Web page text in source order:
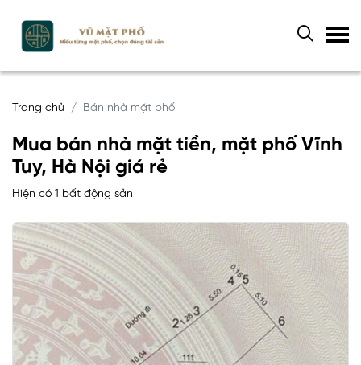
Trang chủ Bán nhà mặt phố
Mua bán nhà mặt tiền, mặt phố Vĩnh
Tuy, Hà Nội giá rẻ
Hiện có 1 bất động sản